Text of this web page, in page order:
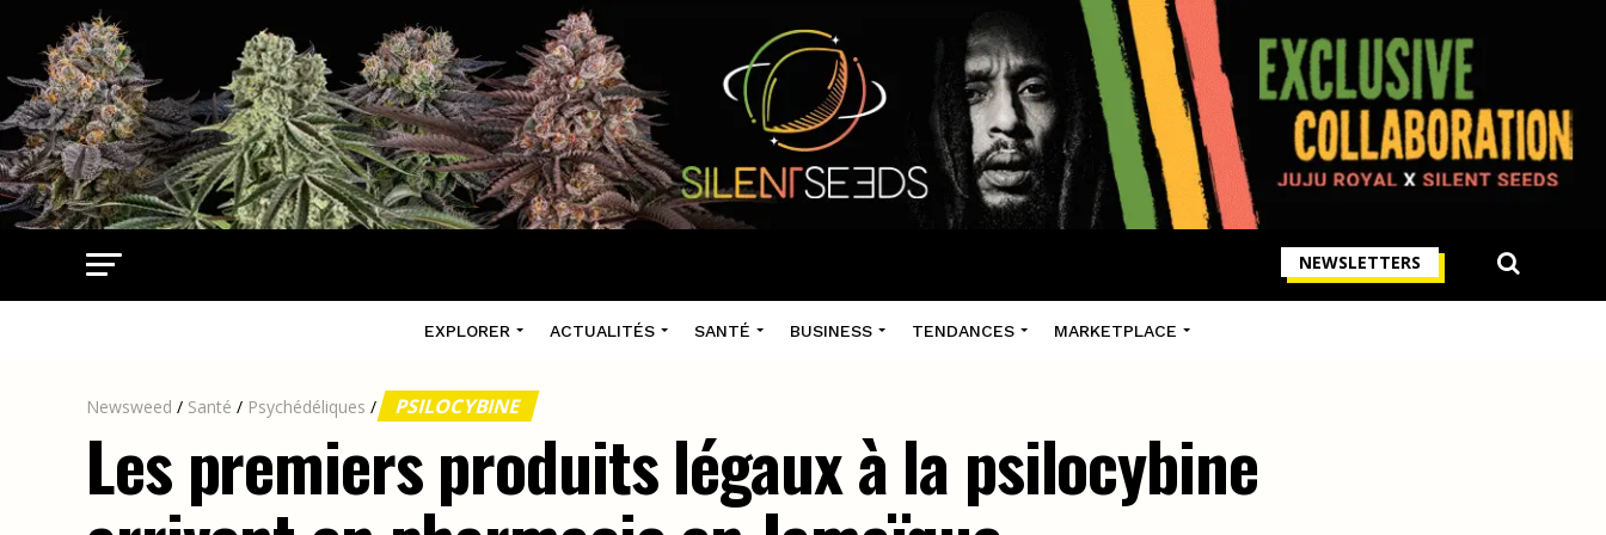
NEWSLETTERS
EXPLORER ACTUALITÉS SANTÉ BUSINESS TENDANCES MARKETPLACE
Newsweed / Santé / Psychédéliques / PSILOCYBINE
Les premiers produits légaux à la psilocybine